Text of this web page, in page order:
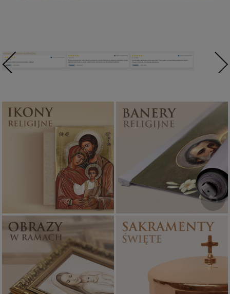
Ikony religijne
PONAD 400
WZORÓW
Banery religijne
ZOBACZ
Obrazy religijne
PIĘKNE
WZORY
Sakramenty Święte